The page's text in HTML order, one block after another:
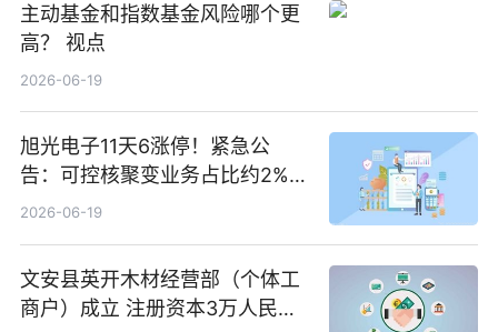
主动基金和指数基金风险哪个更
高？ 视点
2026-06-19
旭光电子11天6涨停！紧急公
告：可控核聚变业务占比约2%！
前沿热点
2026-06-19
文安县英开木材经营部（个体工
商户）成立 注册资本3万人民币